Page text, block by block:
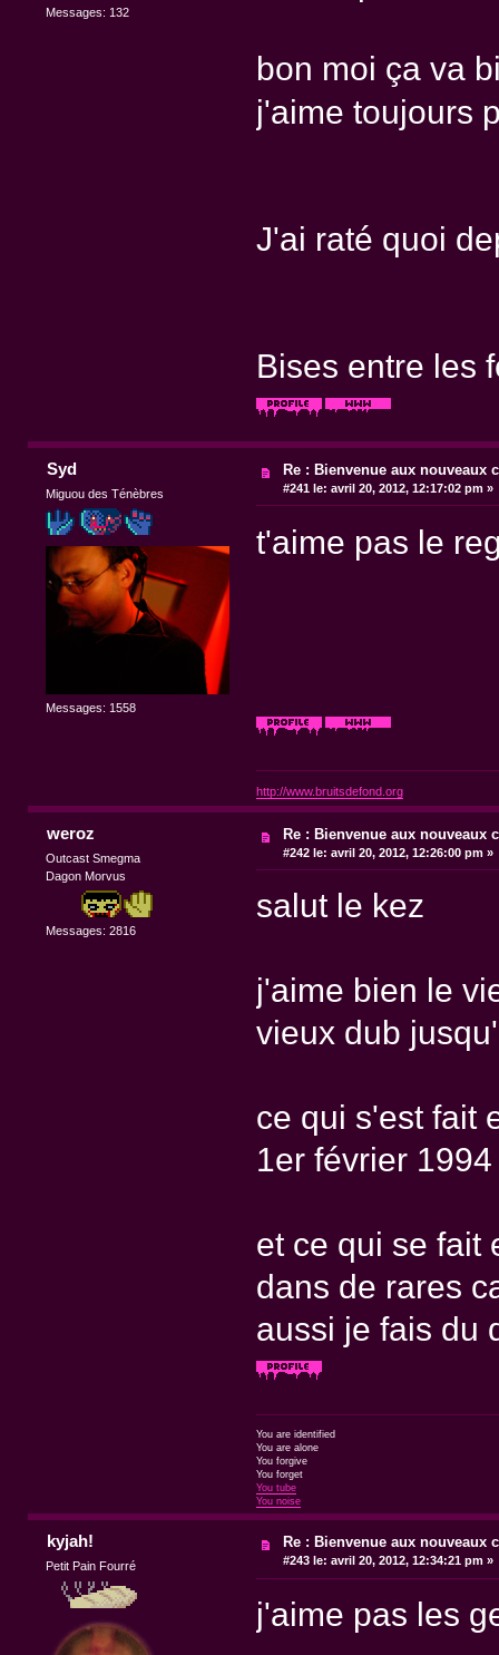
Messages: 132
bon moi ça va
j'aime toujours
J'ai raté quoi
Bises entre les
Syd
Miguou des Ténèbres
Messages: 1558
Re : Bienvenue aux nouveaux
#241 le: avril 20, 2012, 12:17:02 pm »
t'aime pas le
http://www.bruitsdefond.org
weroz
Outcast Smegma
Dagon Morvus
Messages: 2816
Re : Bienvenue aux nouveaux
#242 le: avril 20, 2012, 12:26:00 pm »
salut le kez
j'aime bien le
vieux dub
ce qui s'est fait
1er février
et ce qui se fait
dans de rares
aussi je fais du
You are identified
You are alone
You forgive
You forget
You tube
You noise
kyjah!
Petit Pain Fourré
Re : Bienvenue aux nouveaux
#243 le: avril 20, 2012, 12:34:21 pm »
j'aime pas les